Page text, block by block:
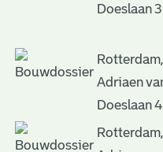
Doeslaan
Rotterdam,
Adriaen
Doeslaan
Rotterdam,